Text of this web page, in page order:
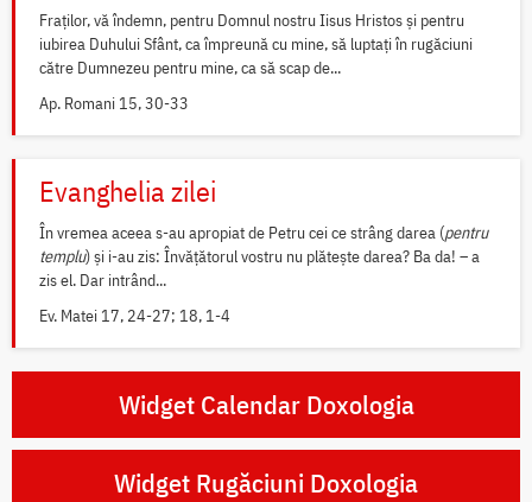
Fraților, vă îndemn, pentru Domnul nostru Iisus Hristos și pentru
iubirea Duhului Sfânt, ca împreună cu mine, să luptați în rugăciuni
către Dumnezeu pentru mine, ca să scap de...
Ap. Romani 15, 30-33
Evanghelia zilei
În vremea aceea s-au apropiat de Petru cei ce strâng darea (pentru
templu) și i-au zis: Învățătorul vostru nu plătește darea? Ba da! – a
zis el. Dar intrând...
Ev. Matei 17, 24-27; 18, 1-4
Widget Calendar Doxologia
Widget Rugăciuni Doxologia